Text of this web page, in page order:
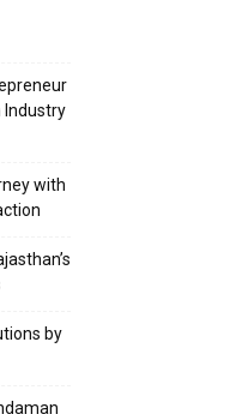
Industry
with
by